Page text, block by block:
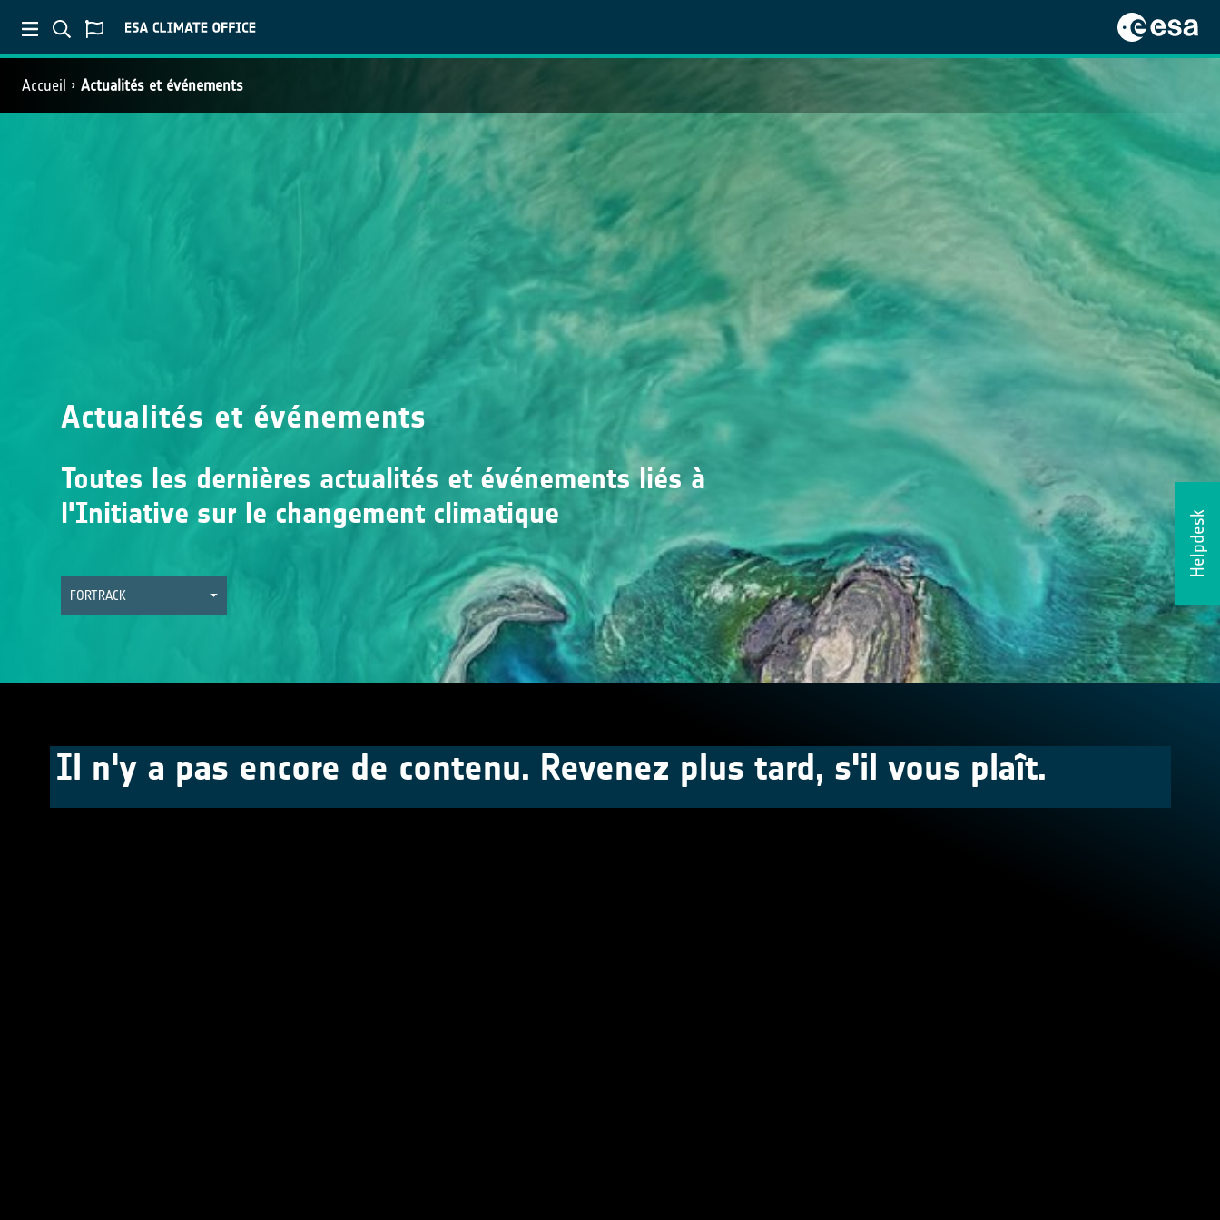
Accueil Actualités et événements
Helpdesk
Actualités et événements
Toutes les dernières actualités et événements liés à
l'Initiative sur le changement climatique
FORTRACK
Il n'y a pas encore de contenu. Revenez plus tard, s'il vous plaît.